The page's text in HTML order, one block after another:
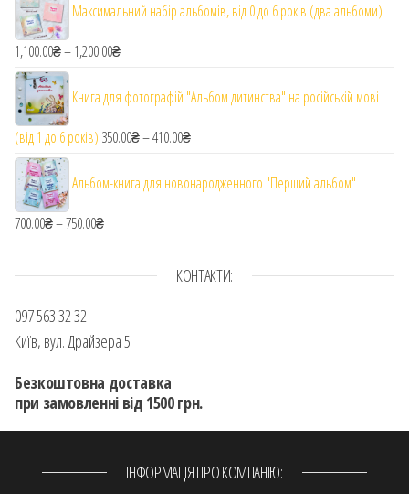
Максимальний набір альбомів, від 0 до 6 років (два альбоми)
1,100.00₴–1,200.00₴
Книга для фотографій "Альбом дитинства" на російській мові
(від 1 до 6 років) 350.00₴–410.00₴
Альбом-книга для новонародженного "Перший альбом"
700.00₴–750.00₴
КОНТАКТИ:
097 563 32 32
Київ, вул. Драйзера 5
Безкоштовна доставка
при замовленні від 1500 грн.
ІНФОРМАЦІЯ ПРО КОМПАНІЮ: